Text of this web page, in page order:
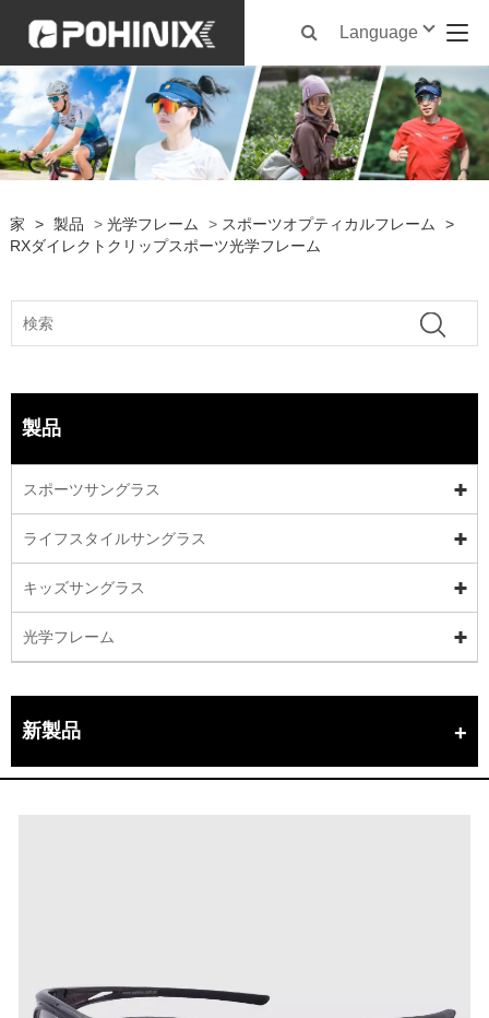
Language
家 > 製品 > 光学フレーム > スポーツオプティカルフレーム
>
RXダイレクトクリップスポーツ光学フレーム
製品
スポーツサングラス
ライフスタイルサングラス
キッズサングラス
光学フレーム
新製品